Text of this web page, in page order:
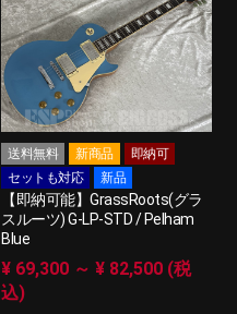
送料無料 新商品
即納可
セットも対応
新品
【即納可能】GrassRoots(グラ
スルーツ) G-LP-STD / Pelham
Blue
¥ 69,300 ～ ¥ 82,500 (税
込)